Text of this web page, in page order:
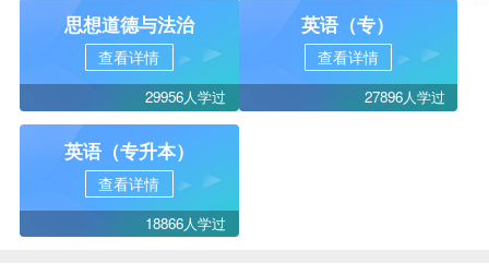
思想道德与法治
查看详情
29956人学过
英语（专）
查看详情
27896人学过
英语（专升本）
查看详情
18866人学过